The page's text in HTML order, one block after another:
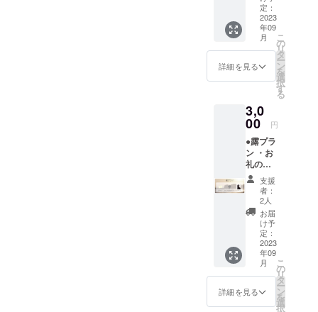
(小)
（ご支
援時、
必ず備
考欄に
ご希望
のお名
前
クネー
ム可）
をご記
入くだ
さい。
第三者
を特定
する名
前や公
序良俗
に反す
るお名
前は掲
載いた
しかね
ますの
で、予
定：
2023
年09
月
詳細を見る
こ
の
リ
タ
ー
ン
を
選
択
す
る
3,0
00 円
●露プラ
ン ・お
礼の
メール
・エン
ドロー
ルクレ
ジット
(小)
（ご支
援時、
必ず備
考欄に
ご希望
のお名
支援
者：
2人
お届
け予
定：
2023
年09
月
詳細を見る
こ
の
リ
タ
ー
ン
を
選
択